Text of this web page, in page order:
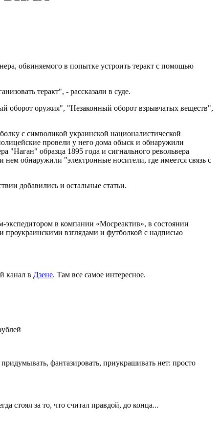
обвиняемого в попытке устроить теракт с помощью
теракт", - рассказали в суде.
оборот оружия", "Незаконный оборот взрывчатых веществ",
с символикой украинской националистической
провели у него дома обыск и обнаружили
"Наган" образца 1895 года и сигнального револьвера
обнаружили "электронные носители, где имеется связь с
добавились и остальные статьи.
в компании «Мосреактив», в состоянии
взглядами и футболкой с надписью
канал в Дзене. Там все самое интересное.
фантазировать, приукрашивать нет: просто
стоял за то, что считал правдой, до конца...